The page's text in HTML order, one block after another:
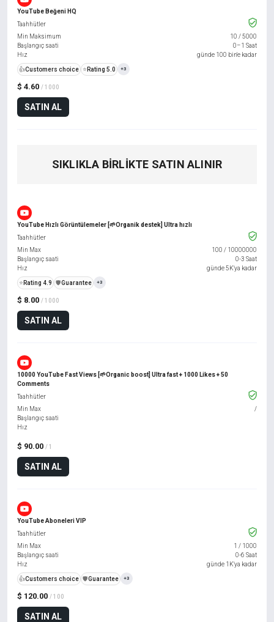
YouTube Beğeni HQ
$ 4.60 / 1000
SATIN AL
Taahhütler
Min Maksimum
10 /5000
Başlangıç saati
0–1 Saat
Hız
günde 100 bin'e kadar
👍Customers choice ⭐ Rating 5.0 +3
SIKLIKLA BIRLIKTE SATIN ALINIR
YouTube Hızlı Görüntülemeler [🌱Organik destek] Ultra hızlı
$ 8.00 / 1000
SATIN AL
Taahhütler
Min Max
100 / 10000000
Başlangıç saati
0-3 Saat
Hız
günde 5K'ya kadar
⭐ Rating 4.9 ️🛡️Guarantee +3
10000 YouTube Fast Views [🌱Organic boost] Ultra fast + 1000 Likes + 50
Comments
$ 90.00 / 1
SATIN AL
Taahhütler
Min Max
/
Başlangıç saati
Hız
YouTube Aboneleri VIP
$ 120.00 / 100
SATIN AL
Taahhütler
Min Max
1 / 1000
Başlangıç saati
0-6 Saat
Hız
günde 1K'ya kadar
👍Customers choice ️🛡️Guarantee +3